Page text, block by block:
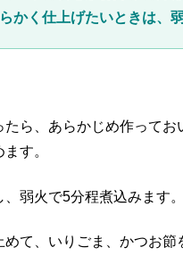
かく仕上げたいときは、
たら、あらかじめ作ってお
す。
弱火で5分程煮込みます。
めて、いりごま、かつお節